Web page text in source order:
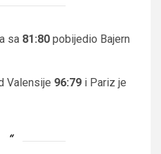
sa 81:80 pobijedio Bajern
Valensije 96:79 i Pariz je